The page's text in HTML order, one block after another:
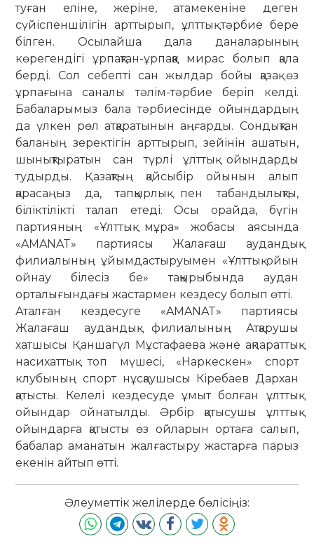
туған еліне, жеріне, атамекеніне деген
сүйіспеншілігін арттырып, ұлттық тәрбие бере
білген. Осылайша дала даналарының
көрегендігі ұрпақтан-ұрпаққа мирас болып қала
берді. Сол себепті сан жылдар бойы қазақ өз
ұрпағына саналы тәлім-тәрбие беріп келді.
Бабаларымыз бала тәрбиесінде ойындардың
да үлкен рөл атқаратынын аңғарды. Сондықтан
баланың зеректігін арттырып, зейінін ашатын,
шынықтыратын сан түрлі ұлттық ойындарды
тудырды. Қазақтың қайсыбір ойынын алып
қарасаңыз да, тапқырлық пен табандылықты,
біліктілікті талап етеді. Осы орайда, бүгін
партияның «Ұлттық мұра» жобасы аясында
«AMANAT» партиясы Жалағаш аудандық
филиалының ұйымдастыруымен «Ұлттық ойын
ойнау білесіз бе» тақырыбында аудан
орталығындағы жастармен кездесу болып өтті.
Аталған кездесуге «AMANAT» партиясы
Жалағаш аудандық филиалының Атқарушы
хатшысы Қаншагүл Мұстафаева және ақпараттық
насихаттық топ мүшесі, «Наркескен» спорт
клубының спорт нұсқаушысы Кіребаев Дархан
қатысты. Келелі кездесуде ұмыт болған ұлттық
ойындар ойнатылды. Әрбір қатысушы ұлттық
ойындарға қатысты өз ойларын ортаға салып,
бабалар аманатын жалғастыру жастарға парыз
екенін айтып өтті.
Әлеуметтік желілерде бөлісіңіз: